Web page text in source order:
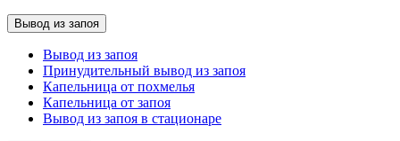
Вывод из запоя
Вывод из запоя
Принудительный вывод из запоя
Капельница от похмелья
Капельница от запоя
Вывод из запоя в стационаре